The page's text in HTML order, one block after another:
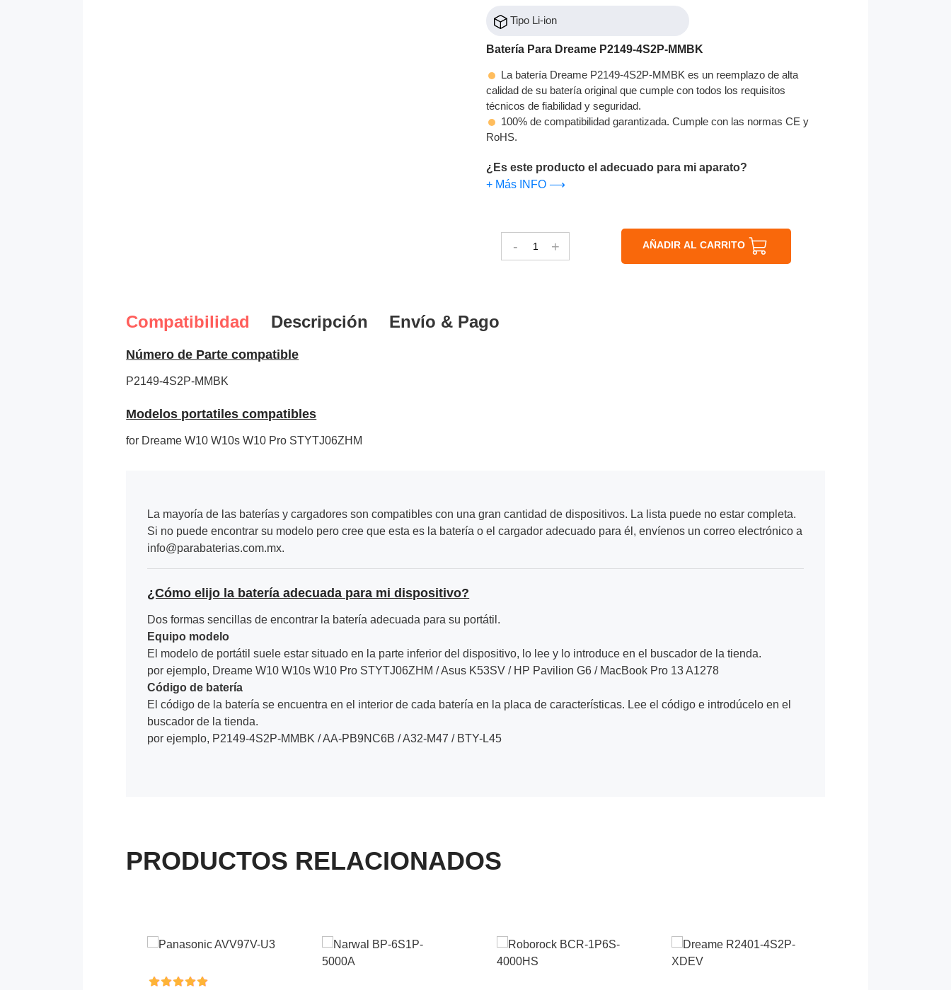
Tipo Li-ion
Batería Para Dreame P2149-4S2P-MMBK
La batería Dreame P2149-4S2P-MMBK es un reemplazo de alta
calidad de su batería original que cumple con todos los requisitos
técnicos de fiabilidad y seguridad.
100% de compatibilidad garantizada. Cumple con las normas CE y
RoHS.
¿Es este producto el adecuado para mi aparato?
+ Más INFO ⟶
- + AÑADIR AL CARRITO
Compatibilidad Descripción Envío & Pago
Número de Parte compatible
P2149-4S2P-MMBK
Modelos portatiles compatibles
for Dreame W10 W10s W10 Pro STYTJ06ZHM
La mayoría de las baterías y cargadores son compatibles con una gran cantidad de dispositivos. La lista puede no estar completa.
Si no puede encontrar su modelo pero cree que esta es la batería o el cargador adecuado para él, envíenos un correo electrónico a
info@parabaterias.com.mx.
¿Cómo elijo la batería adecuada para mi dispositivo?
Dos formas sencillas de encontrar la batería adecuada para su portátil.
Equipo modelo
El modelo de portátil suele estar situado en la parte inferior del dispositivo, lo lee y lo introduce en el buscador de la tienda.
por ejemplo, Dreame W10 W10s W10 Pro STYTJ06ZHM / Asus K53SV / HP Pavilion G6 / MacBook Pro 13 A1278
Código de batería
El código de la batería se encuentra en el interior de cada batería en la placa de características. Lee el código e introdúcelo en el
buscador de la tienda.
por ejemplo, P2149-4S2P-MMBK / AA-PB9NC6B / A32-M47 / BTY-L45
PRODUCTOS RELACIONADOS